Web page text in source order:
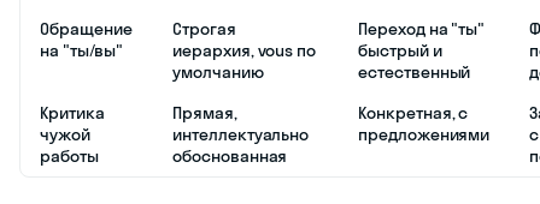
Обращение
на "ты/вы"
Строгая
иерархия, vous по
умолчанию
Переход на "ты"
быстрый и
естественный
Критика
чужой
работы
Прямая,
интеллектуально
обоснованная
Конкретная, с
предложениями